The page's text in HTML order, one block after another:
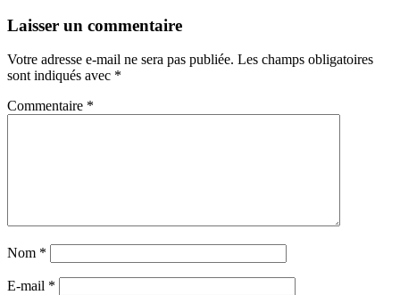
Laisser un commentaire
Votre adresse e-mail ne sera pas publiée. Les champs obligatoires
sont indiqués avec *
Commentaire *
Nom *
E-mail *